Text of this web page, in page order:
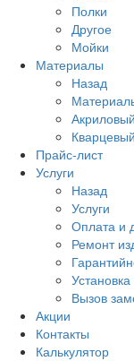
Полки
Другое
Мойки
Материалы
Назад
Прайс-лист
Услуги
Назад
Услуги
Оплата и
Ремонт
Вызов
Акции
Контакты
Калькулятор